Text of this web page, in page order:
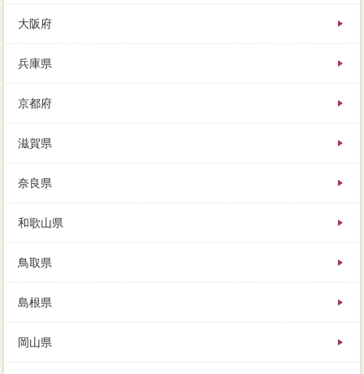
大阪府
兵庫県
京都府
滋賀県
奈良県
和歌山県
鳥取県
島根県
岡山県